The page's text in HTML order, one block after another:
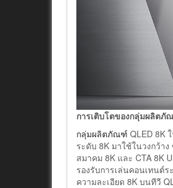
การเติบโตของกลุ่มผลิตภั
กลุ่มผลิตภัณฑ์ QLED 8K
ระดับ 8K มาใช้ในวงกว้า
สมาคม 8K และ CTA 8K
รองรับการเล่นคอนเทนต์
ความละเอียด 8K บนทีวี